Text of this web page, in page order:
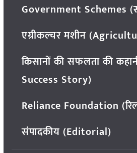
Government Schemes
एग्रीकल्चर मशीन
किसानों की सफलता की
Success Story)
Reliance Foundation
संपादकीय (Editorial)